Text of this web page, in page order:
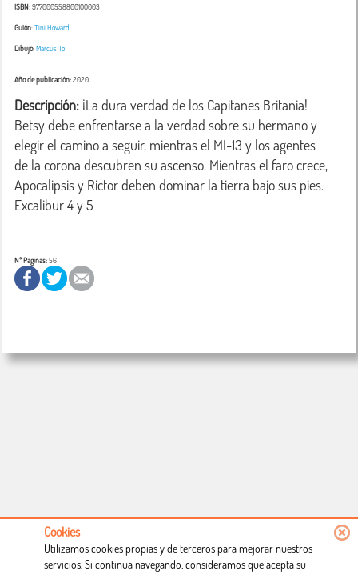
ISBN: 977000558800100003
Guión:Tini Howard
Dibujo:Marcus To
Año de publicación:2020
Descripción: ¡La dura verdad de los Capitanes Britania!
Betsy debe enfrentarse a la verdad sobre su hermano y
elegir el camino a seguir, mientras el MI-13 y los agentes
de la corona descubren su ascenso. Mientras el faro crece,
Apocalipsis y Rictor deben dominar la tierra bajo sus pies.
Nº Paginas:56
Cookies
Utilizamos cookies propias y de terceros para mejorar nuestros
servicios. Si continua navegando, consideramos que acepta su